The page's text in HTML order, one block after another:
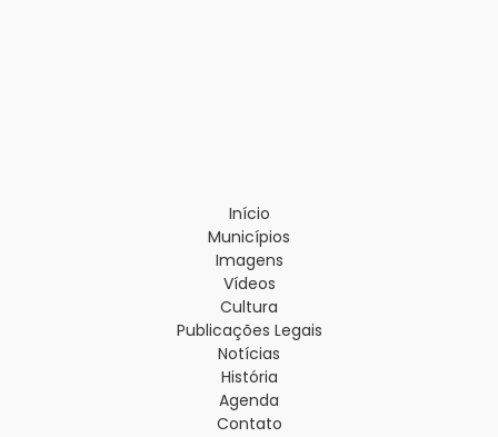
Início
Municípios
Imagens
Vídeos
Cultura
Publicações Legais
Notícias
História
Agenda
Contato